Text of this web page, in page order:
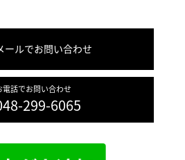
ールでお問い合わせ
電話でお問い合わせ
299-6065